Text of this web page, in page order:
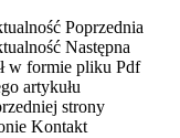
Poprzednia
Następna
w formie pliku Pdf
artykułu
strony
Kontakt